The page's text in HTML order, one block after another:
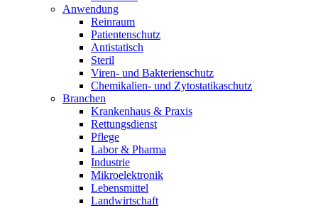
Anwendung
Reinraum
Patientenschutz
Antistatisch
Steril
Viren- und Bakterienschutz
Chemikalien- und Zytostatikaschutz
Branchen
Krankenhaus & Praxis
Rettungsdienst
Pflege
Labor & Pharma
Industrie
Mikroelektronik
Lebensmittel
Landwirtschaft